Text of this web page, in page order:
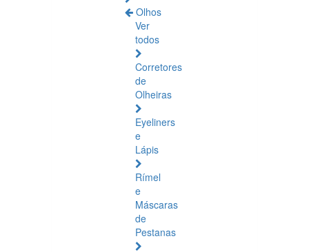
Olhos
Ver
todos
Corretores
de
Olheiras
Eyeliners
e
Lápis
Rímel
e
Máscaras
de
Pestanas